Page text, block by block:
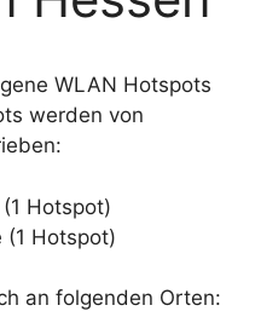
WLAN Hotspots
werden von
Hotspot)
(1 Hotspot)
an folgenden Orten: